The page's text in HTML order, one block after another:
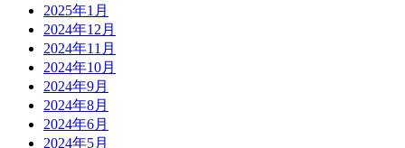
2025年1月
2024年12月
2024年11月
2024年10月
2024年9月
2024年8月
2024年6月
2024年5月